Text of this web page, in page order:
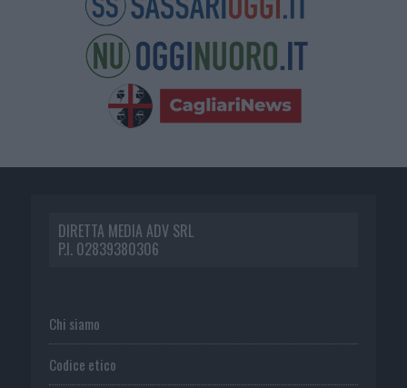
DIRETTA MEDIA ADV SRL
P.I. 02839380306
Chi siamo
Codice etico